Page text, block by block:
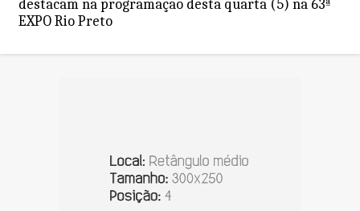
destacam na programação desta quarta (5) na 63ª
EXPO Rio Preto